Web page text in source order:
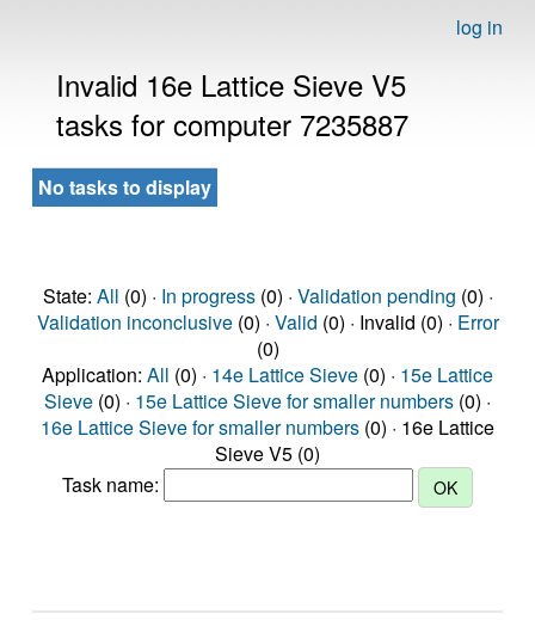
log in
Invalid 16e Lattice Sieve V5
tasks for computer 7235887
No tasks to display
State: All (0) · In progress(0) · Validation pending (0) ·
Validation inconclusive(0) · Valid (0) · Invalid (0) · Error
(0)
Application: All (0) · 14e Lattice Sieve (0) · 15e Lattice
Sieve (0) · 15e Lattice Sieve for smaller numbers (0) ·
16e Lattice Sieve for smaller numbers (0) · 16e Lattice
Sieve V5 (0)
Task name: